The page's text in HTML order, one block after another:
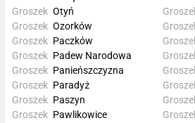
Groszek Otyń
Groszek Ozorków
Groszek Paczków
Groszek Padew Narodowa
Groszek Panieńszczyzna
Groszek Paradyż
Groszek Paszyn
Groszek Pawlikowice